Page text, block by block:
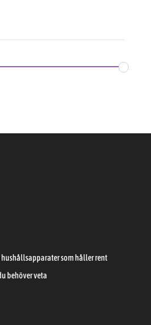
hushållsapparater som håller rent
behöver veta